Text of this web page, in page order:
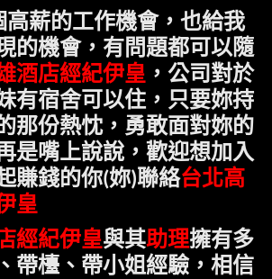
高薪的工作機會，也給我
的機會，有問題都可以隨
酒店經紀伊皇 ，公司對於
有宿舍可以住，只要妳持
那份熱忱，勇敢面對妳的
是嘴上說說，歡迎想加入
賺錢的你(妳)聯絡台北高
皇
經紀伊皇與其助理擁有多
帶檯、帶小姐經驗，相信